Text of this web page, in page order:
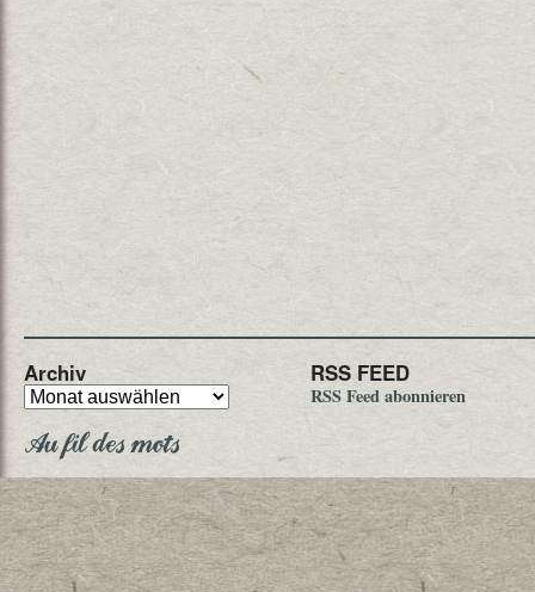
Archiv RSS FEED
RSS Feed abonnieren
Au fil des mots